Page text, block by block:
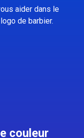
aider dans le
de barbier.
couleur